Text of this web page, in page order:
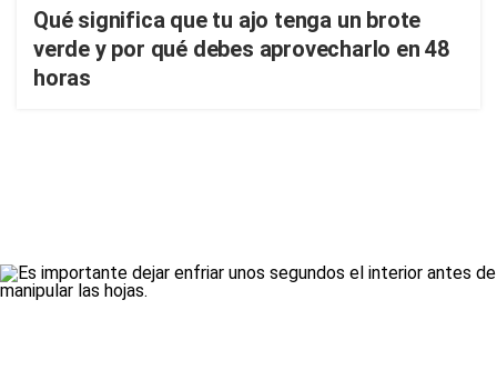
Qué significa que tu ajo tenga un brote
verde y por qué debes aprovecharlo en 48
horas